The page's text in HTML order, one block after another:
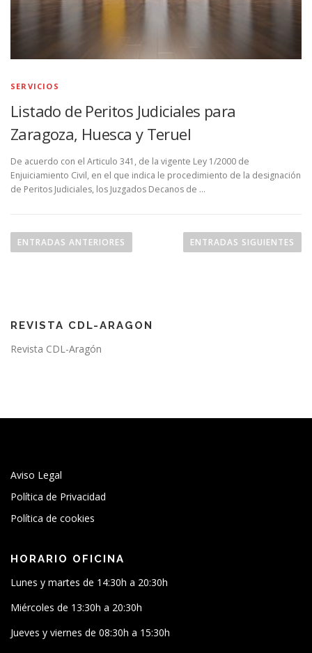
SERVICIOS
Listado de Peritos Judiciales para
Zaragoza, Huesca y Teruel
De acuerdo con el Articulo 341, de la vigente Ley 1/2000 de
Enjuiciamiento Civil, en el que indica le procedimiento de la designación
de Peritos Judiciales, los Juzgados Decanos de …
a
c
i
e
t
r
a
s
ENTRADAS ANTERIORES ENTRADAS SIGUIENTES
REVISTA CDL-ARAGON
Revista CDL-Aragón
Aviso Legal
Política de Privacidad
Política de cookies
HORARIO OFICINA
Lunes y martes de 14:30h a 20:30h
Miércoles de 13:30h a 20:30h
Jueves y viernes de 08:30h a 15:30h